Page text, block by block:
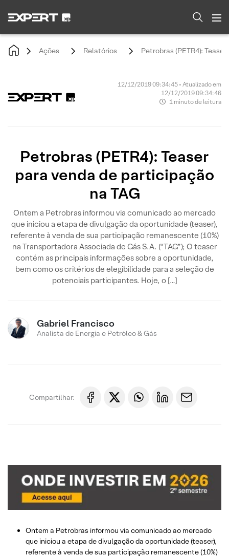
Ações Relatórios Petrobras (PETR4):
12/12/2019 09:34:45 • Atualizado em
12/12/2019 09:34:46
1 minuto de leitura
Petrobras (PETR4): Teaser
para venda de participação
na TAG
Ontem a Petrobras informou via comunicado ao mercado
que iniciou a etapa de divulgação da oportunidade (teaser),
referente à venda de sua participação remanescente (10%)
na Transportadora Associada de Gás S.A. (“TAG”); O teaser
contém as principais informações sobre a oportunidade,
bem como os critérios de elegibilidade para a seleção de
potenciais participantes. Hoje, o […]
Gabriel Francisco
Analista de Energia e Petróleo & Gás
Compartilhar:
Ontem a Petrobras informou via comunicado ao mercado
que iniciou a etapa de divulgação da oportunidade (teaser),
referente à venda de sua participação remanescente (10%)